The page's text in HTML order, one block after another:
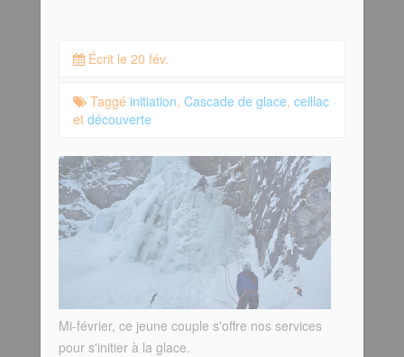
Écrit le 20 fév.
Taggé initiation, Cascade de glace, ceillac
et découverte
Mi-février, ce jeune couple s'offre nos services
pour s'initier à la glace.